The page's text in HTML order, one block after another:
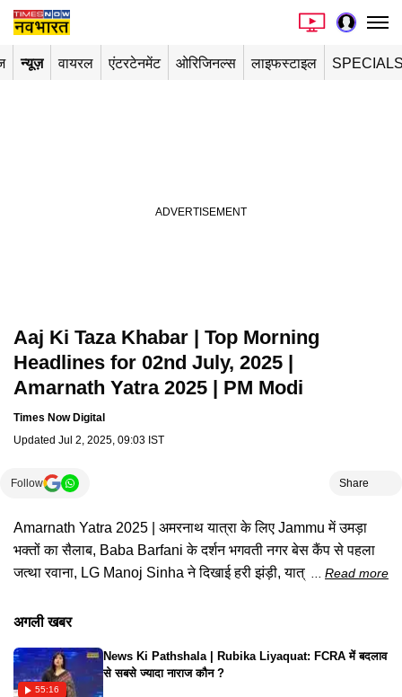
न्यूज़ वायरल एंटरटेनमेंट ओरिजिनल्स लाइफस्टाइल
Aaj Ki Taza Khabar | Top Morning
Headlines for 02nd July, 2025 |
Amarnath Yatra 2025 | PM Modi
Times Now Digital
Updated Jul 2, 2025, 09:03 IST
Follow Share
Amarnath Yatra 2025 | अमरनाथ यात्रा के लिए Jammu में उमड़ा
भक्तों का सैलाब, Baba Barfani के दर्शन भगवती नगर बेस कैंप से पहला
जत्था रवाना, LG Manoj Sinha ने दिखाई हरी झंड़ी, यात्रा रुट पर 50
का दौरा, 8 दिन अफ्रीकी और दक्षिण अमेरिकी देशों की करेंगे यात्रा, Brazil
Sabha Election को लेकर Patna में BJP की आज हाई लेवल मीटिंग है,
प्रदेश कार्यसमिति की बैठक को संबोधित करेंगे Rajnath Singh,
Read more
अगली खबर
55:16
News Ki Pathshala | Rubika Liyaquat: FCRA में बदलाव
से सबसे ज्यादा नाराज कौन ?